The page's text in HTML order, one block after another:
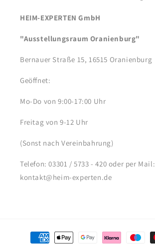
HEIM-EXPERTEN GmbH
"Ausstellungsraum Oranienburg"
Bernauer Straße 15, 16515 Oranienburg
Geöffnet:
Mo-Do von 9:00-17:00 Uhr
Freitag von 9-12 Uhr
(Sonst nach Vereinbahrung)
Telefon: 03301 / 5733 - 420 oder per Mail:
kontakt@heim-experten.de
Zahlungsmethoden